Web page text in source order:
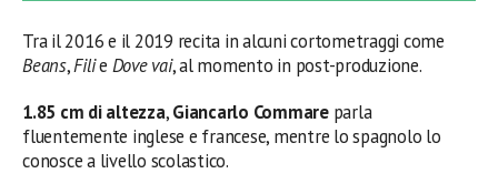
Tra il 2016 e il 2019 recita in alcuni cortometraggi come
Beans,Filie Dove vai, al momento in post-produzione.
1.85 cm di altezza,Giancarlo Commareparla
fluentemente inglese e francese, mentre lo spagnolo lo
conosce a livello scolastico.